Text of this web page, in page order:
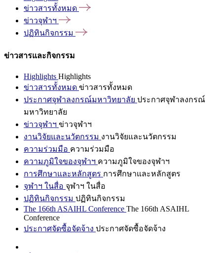
ข่าวสารทั้งหมด
ข่าวจุฬาฯ
ปฏิทินกิจกรรม
ข่าวสารและกิจกรรม
Highlights Highlights
ข่าวสารทั้งหมด ข่าวสารทั้งหมด
ประกาศจุฬาลงกรณ์มหาวิทยาลัย ประกาศจุฬาลงกรณ์
มหาวิทยาลัย
ข่าวจุฬาฯ ข่าวจุฬาฯ
งานวิจัยและนวัตกรรม งานวิจัยและนวัตกรรม
ความร่วมมือ ความร่วมมือ
ความภูมิใจของจุฬาฯ ความภูมิใจของจุฬาฯ
การศึกษาและหลักสูตร การศึกษาและหลักสูตร
จุฬาฯ ในสื่อ จุฬาฯ ในสื่อ
ปฏิทินกิจกรรม ปฏิทินกิจกรรม
The 166th ASAIHL Conference The 166th ASAIHL
Conference
ประกาศจัดซื้อจัดจ้าง ประกาศจัดซื้อจัดจ้าง